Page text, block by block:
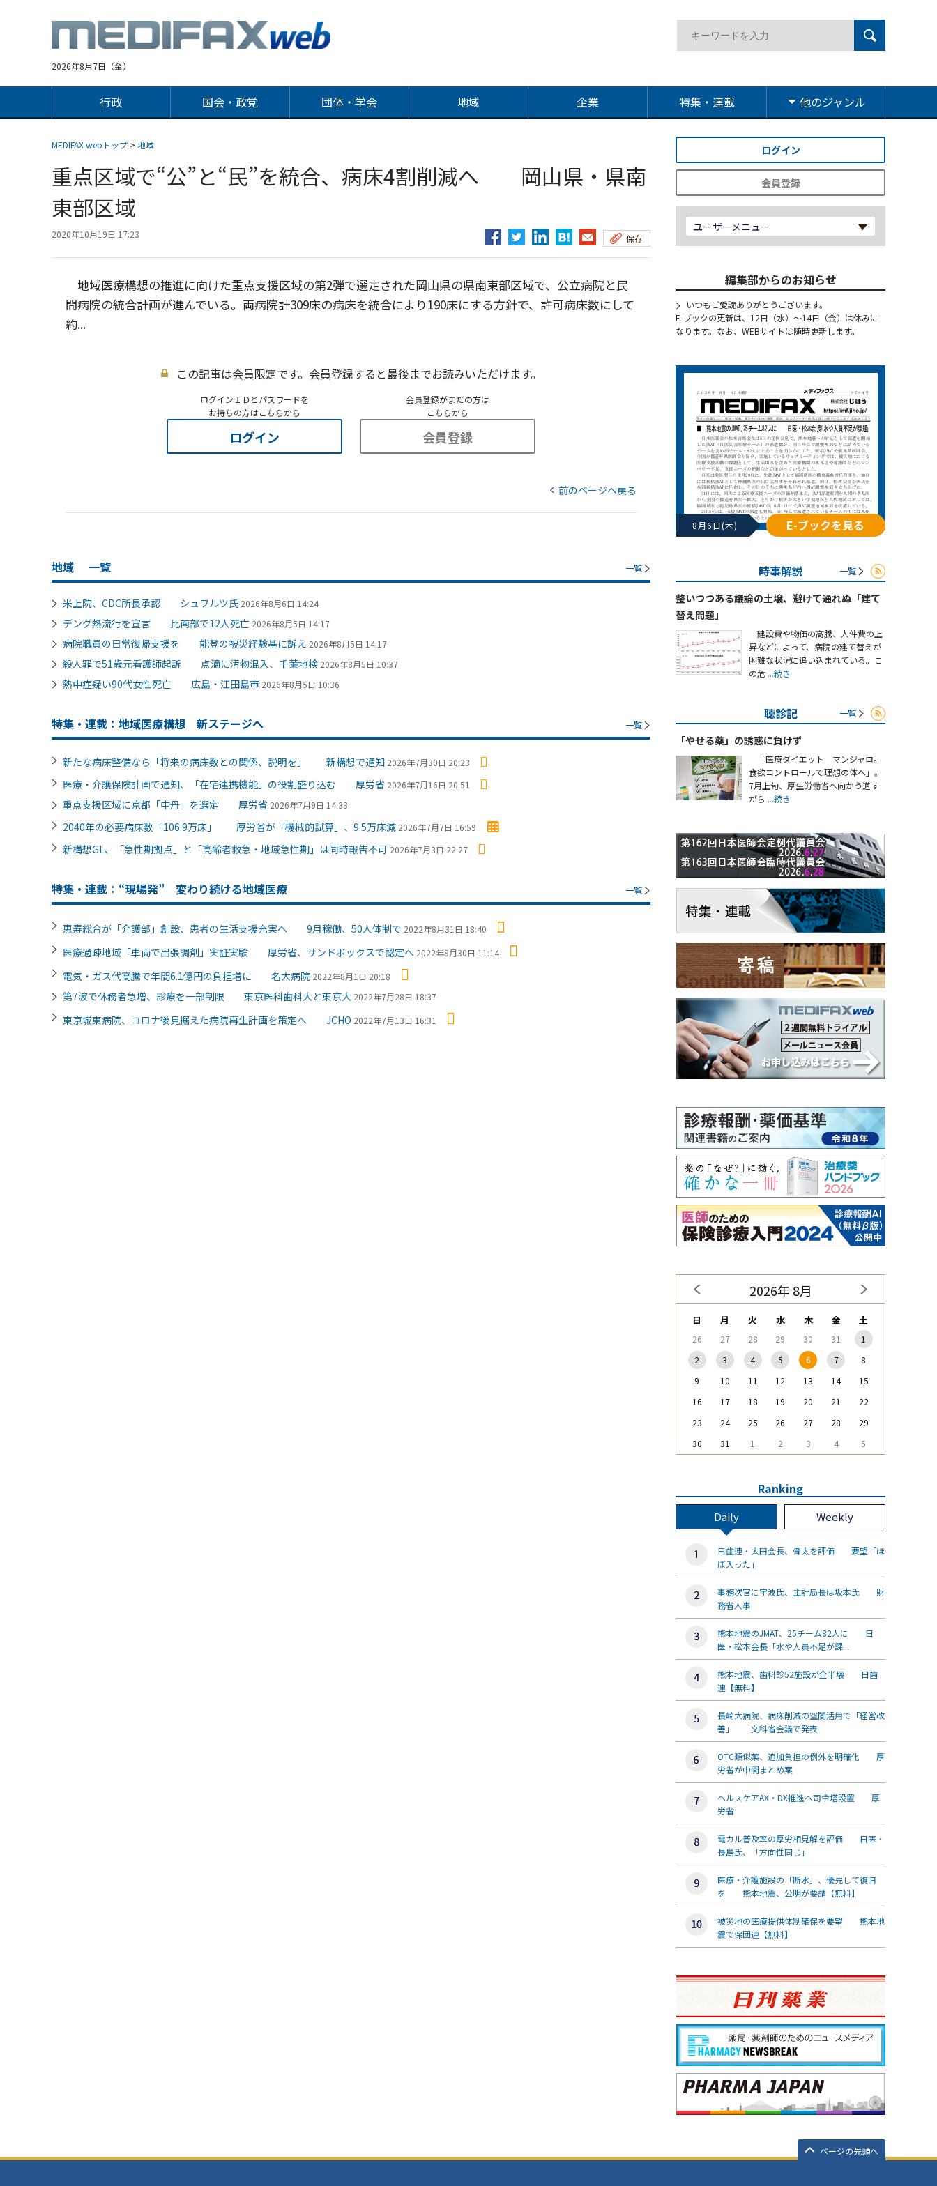
2026年8月7日（金）
行政 国会・政党 団体・学会 地域 企業 特集・連載 他のジャンル
MEDIFAX webトップ > 地域
重点区域で“公”と“民”を統合、病床4割削減へ 岡山県・県南
東部区域
2020年10月19日 17:23 保存
地域医療構想の推進に向けた重点支援区域の第2弾で選定された岡山県の県南東部区域で、公立病院と民
間病院の統合計画が進んでいる。両病院計309床の病床を統合により190床にする方針で、許可病床数にして
約...
この記事は会員限定です。会員登録すると最後までお読みいただけます。
ログインＩＤとパスワードを
お持ちの方はこちらから
ログイン
会員登録がまだの方は
こちらから
会員登録
前のページへ戻る
地域 一覧 一覧
米上院、CDC所長承認 シュワルツ氏 2026年8月6日 14:24
デング熱流行を宣言 比南部で12人死亡 2026年8月5日 14:17
病院職員の日常復帰支援を 能登の被災経験基に訴え 2026年8月5日 14:17
殺人罪で51歳元看護師起訴 点滴に汚物混入、千葉地検 2026年8月5日 10:37
熱中症疑い90代女性死亡 広島・江田島市 2026年8月5日 10:36
特集・連載：地域医療構想 新ステージへ 一覧
新たな病床整備なら「将来の病床数との関係、説明を」 新構想で通知 2026年7月30日 20:23
医療・介護保険計画で通知、「在宅連携機能」の役割盛り込む 厚労省 2026年7月16日 20:51
重点支援区域に京都「中丹」を選定 厚労省 2026年7月9日 14:33
2040年の必要病床数「106.9万床」 厚労省が「機械的試算」、9.5万床減 2026年7月7日 16:59
新構想GL、「急性期拠点」と「高齢者救急・地域急性期」は同時報告不可 2026年7月3日 22:27
特集・連載：“現場発” 変わり続ける地域医療 一覧
恵寿総合が「介護部」創設、患者の生活支援充実へ 9月稼働、50人体制で 2022年8月31日 18:40
医療過疎地域「車両で出張調剤」実証実験 厚労省、サンドボックスで認定へ 2022年8月30日 11:14
電気・ガス代高騰で年間6.1億円の負担増に 名大病院 2022年8月1日 20:18
第7波で休務者急増、診療を一部制限 東京医科歯科大と東京大 2022年7月28日 18:37
東京城東病院、コロナ後見据えた病院再生計画を策定へ JCHO 2022年7月13日 16:31
ログイン
会員登録
ユーザーメニュー
編集部からのお知らせ
いつもご愛読ありがとうございます。
E-ブックの更新は、12日（水）～14日（金）は休みに
なります。なお、WEBサイトは随時更新します。
8月6日(木) E-ブックを見る
時事解説 一覧
整いつつある議論の土壌、避けて通れぬ「建て
替え問題」
建設費や物価の高騰、人件費の上
昇などによって、病院の建て替えが
困難な状況に追い込まれている。こ
の危 ...続き
聴診記 一覧
「やせる薬」の誘惑に負けず
「医療ダイエット マンジャロ。
食欲コントロールで理想の体へ」。
7月上旬、厚生労働省へ向かう道す
がら ...続き
2026年 8月
日 月 火 水 木 金 土
26 27 28 29 30 31
1
2
3 4 5 6 7
8
9
10 11 12 13 14
15
16
17 18 19 20 21
22
23
24 25 26 27 28
29
30
31 1 2 3 4 5
Ranking
Daily Weekly
日歯連・太田会長、骨太を評価 要望「ほ
ぼ入った」
事務次官に宇波氏、主計局長は坂本氏 財
務省人事
熊本地震のJMAT、25チーム82人に 日
医・松本会長「水や人員不足が課...
熊本地震、歯科診52施設が全半壊 日歯
連【無料】
長崎大病院、病床削減の空間活用で「経営改
善」 文科省会議で発表
OTC類似薬、追加負担の例外を明確化 厚
労省が中間まとめ案
ヘルスケアAX・DX推進へ司令塔設置 厚
労省
電カル普及率の厚労相見解を評価 日医・
長島氏、「方向性同じ」
医療・介護施設の「断水」、優先して復旧
を 熊本地震、公明が要請【無料】
被災地の医療提供体制確保を要望 熊本地
震で保団連【無料】
ページの先頭へ